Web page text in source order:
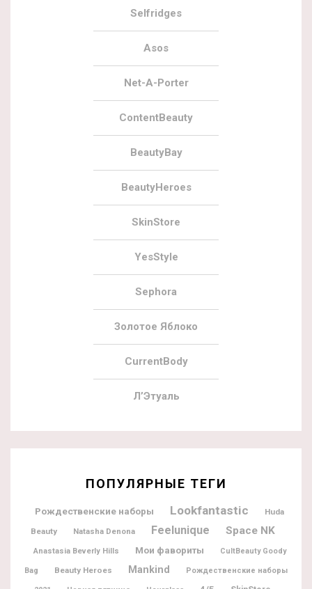
Selfridges
Asos
Net-A-Porter
ContentBeauty
BeautyBay
BeautyHeroes
SkinStore
YesStyle
Sephora
Золотое Яблоко
CurrentBody
Л’Этуаль
ПОПУЛЯРНЫЕ ТЕГИ
Рождественские наборы Lookfantastic
Huda
Beauty
Natasha Denona Feelunique Space NK
Anastasia Beverly Hills Мои фавориты CultBeauty Goody
Bag Beauty Heroes Mankind Рождественские наборы